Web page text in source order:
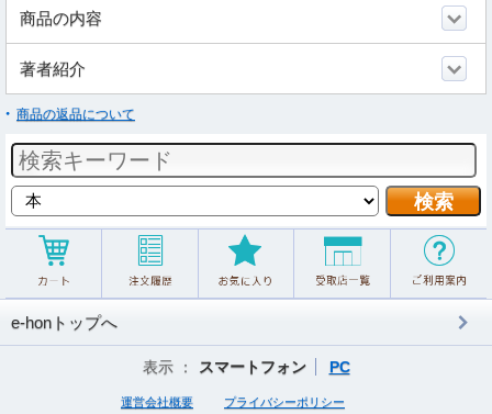
商品の内容
著者紹介
商品の返品について
e-honトップへ
表示 ： スマートフォン PC
運営会社概要 プライバシーポリシー